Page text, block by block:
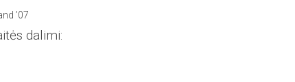
’07
dalimi: